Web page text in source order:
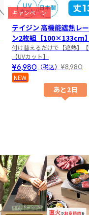
あと2日
キャンペーン
テイジン 高機能遮熱レ
ン2枚組【100×133cm】
付け替えるだけで【遮熱】【
【UVカット】
¥6,980 （税込） ¥8,980
NEW